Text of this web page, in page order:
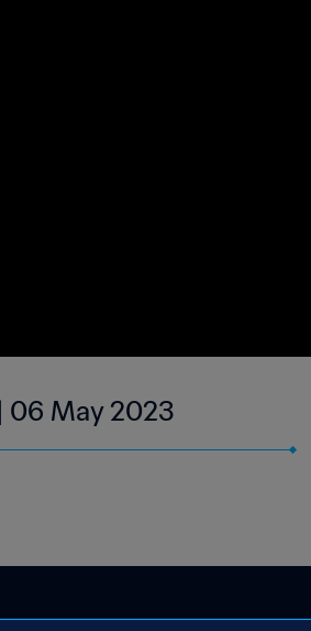
06 May 2023